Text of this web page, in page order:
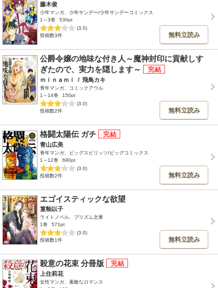
藤木俊
少年マンガ、少年サンデー/少年サンデーコミックス
1～3巻
530pt
(3.0)
投稿数3件
無料立読み
公爵令嬢の地味な付き人～魔神封印に貢献しす
ぎたので、実力を隠します～
ｍｉｎａｍｉ / 飛鳥カキ
青年マンガ、コミックアウル
1～14巻
150pt
(3.0)
投稿数2件
無料立読み
格闘太陽伝 ガチ
青山広美
青年マンガ、ビッグスピリッツ/ビッグコミックス
1～12巻
690pt
(3.0)
投稿数2件
無料立読み
エゴイスティックな欲望
篁釉以子
ライトノベル、プリズム文庫
1巻
571pt
(3.0)
投稿数1件
無料立読み
殺意の花束 分冊版
上住莉花
女性マンガ、素敵なロマンス